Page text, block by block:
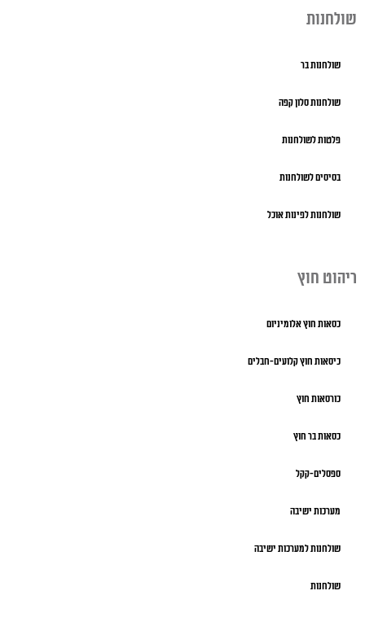
שולחנות
שולחנות בר
שולחנות סלון קפה
פלטות לשולחנות
בסיסים לשולחנות
שולחנות לפינות אוכל
ריהוט חוץ
כסאות חוץ אלומיניום
כיסאות חוץ קלועים-חבלים
כורסאות חוץ
כסאות בר חוץ
ספסלים-קקל
מערכות ישיבה
שולחנות למערכות ישיבה
שולחנות